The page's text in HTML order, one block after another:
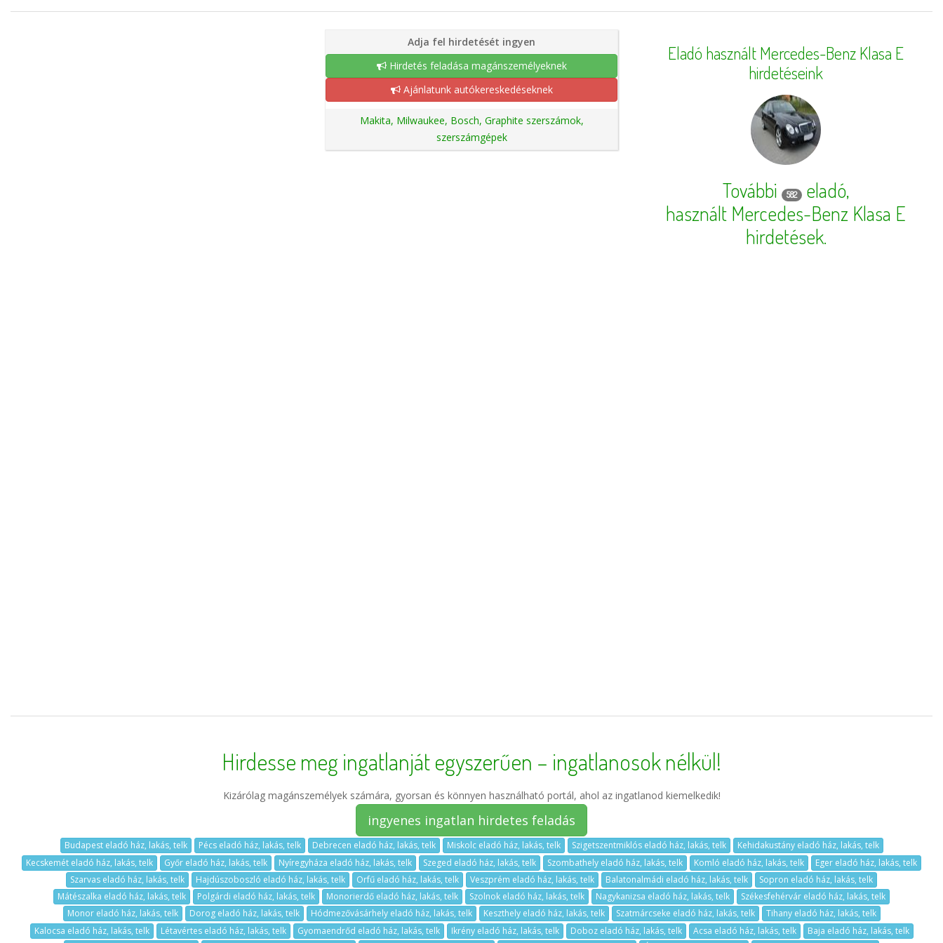
Adja fel hirdetését ingyen
Hirdetés feladása magánszemélyeknek
Ajánlatunk autókereskedéseknek
Makita, Milwaukee, Bosch, Graphite szerszámok,
szerszámgépek
Eladó használt Mercedes-Benz Klasa E
hirdetéseink
További 582 eladó,
használt Mercedes-Benz Klasa E
hirdetések.
Hirdesse meg ingatlanját egyszerűen – ingatlanosok nélkül!
Kizárólag magánszemélyek számára, gyorsan és könnyen használható portál, ahol az ingatlanod kiemelkedik!
ingyenes ingatlan hirdetes feladás
Budapest eladó ház, lakás, telk Pécs eladó ház, lakás, telk Debrecen eladó ház, lakás, telk Miskolc eladó ház, lakás, telk Szigetszentmiklós eladó ház, lakás, telk
Kehidakustány eladó ház, lakás, telk
Kecskemét eladó ház, lakás, telk
Győr eladó ház, lakás, telk Nyíregyháza eladó ház, lakás, telk Szeged eladó ház, lakás, telk Szombathely eladó ház, lakás, telk Komló eladó ház, lakás, telk
Eger eladó ház, lakás, telk
Szarvas eladó ház, lakás, telk
Hajdúszoboszló eladó ház, lakás, telk Orfű eladó ház, lakás, telk Veszprém eladó ház, lakás, telk Balatonalmádi eladó ház, lakás, telk
Sopron eladó ház, lakás, telk
Mátészalka eladó ház, lakás, telk
Polgárdi eladó ház, lakás, telk Monorierdő eladó ház, lakás, telk Szolnok eladó ház, lakás, telk Nagykanizsa eladó ház, lakás, telk
Székesfehérvár eladó ház, lakás, telk
Monor eladó ház, lakás, telk
Dorog eladó ház, lakás, telk Hódmezővásárhely eladó ház, lakás, telk Keszthely eladó ház, lakás, telk Szatmárcseke eladó ház, lakás, telk
Tihany eladó ház, lakás, telk
Kalocsa eladó ház, lakás, telk
Létavértes eladó ház, lakás, telk Gyomaendrőd eladó ház, lakás, telk Ikrény eladó ház, lakás, telk Doboz eladó ház, lakás, telk Acsa eladó ház, lakás, telk
Baja eladó ház, lakás, telk